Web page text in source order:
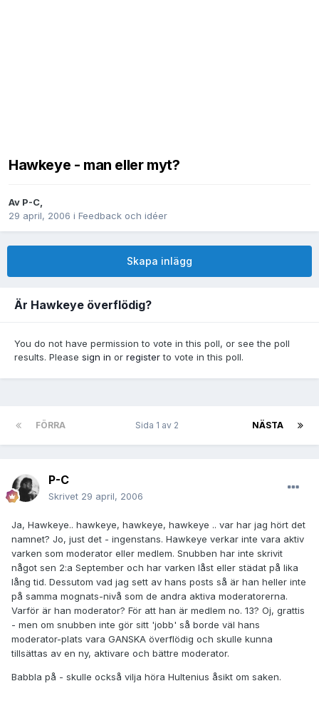
Hawkeye - man eller myt?
Av P-C,
29 april, 2006 i Feedback och idéer
Skapa inlägg
Är Hawkeye överflödig?
You do not have permission to vote in this poll, or see the poll
results. Please sign in or registerto vote in this poll.
FÖRRA NÄSTA
Sida 1 av 2
P-C
Skrivet 29 april, 2006
Ja, Hawkeye.. hawkeye, hawkeye, hawkeye .. var har jag hört det
namnet? Jo, just det - ingenstans. Hawkeye verkar inte vara aktiv
varken som moderator eller medlem. Snubben har inte skrivit
något sen 2:a September och har varken låst eller städat på lika
lång tid. Dessutom vad jag sett av hans posts så är han heller inte
på samma mognats-nivå som de andra aktiva moderatorerna.
Varför är han moderator? För att han är medlem no. 13? Oj, grattis
- men om snubben inte gör sitt 'jobb' så borde väl hans
moderator-plats vara GANSKA överflödig och skulle kunna
tillsättas av en ny, aktivare och bättre moderator.
Babbla på - skulle också vilja höra Hultenius åsikt om saken.